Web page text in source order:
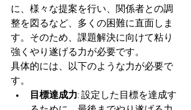
に、様々な提案を行い、関係者との調
整を図るなど、多くの困難に直面しま
す。そのため、課題解決に向けて粘り
強くやり遂げる力が必要です。
具体的には、以下のような力が必要で
す。
目標達成力: 設定した目標を達成す